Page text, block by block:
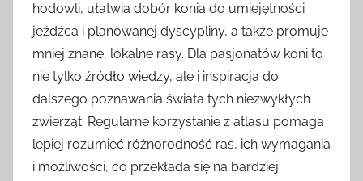
hodowli, ułatwia dobór konia do umiejętności
jeźdźca i planowanej dyscypliny, a także promuje
mniej znane, lokalne rasy. Dla pasjonatów koni to
nie tylko źródło wiedzy, ale i inspiracja do
dalszego poznawania świata tych niezwykłych
zwierząt. Regularne korzystanie z atlasu pomaga
lepiej rozumieć różnorodność ras, ich wymagania
i możliwości, co przekłada się na bardziej